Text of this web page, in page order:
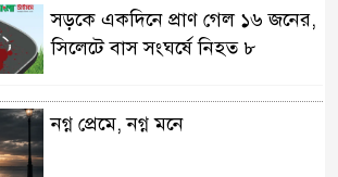
সড়কে একদিনে প্রাণ গেল ১৬ জনের,
সিলেটে বাস সংঘর্ষে নিহত ৮
নগ্ন প্রেমে, নগ্ন মনে